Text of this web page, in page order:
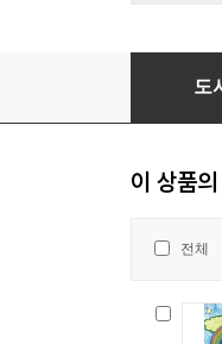
Daily
도
이 상품
전체